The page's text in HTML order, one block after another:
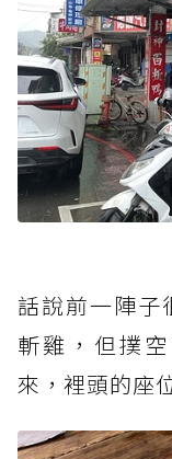
話說前一陣子
斬雞，但撲
來，裡頭的座